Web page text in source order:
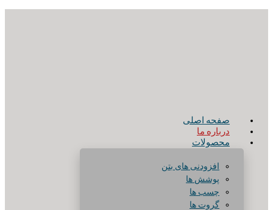
صفحه اصلی
درباره ما
محصولات
افزودنی های بتن
پوشش ها
چسب ها
گروت ها